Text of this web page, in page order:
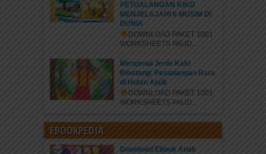
PETUALANGAN KIKO
MENJELAJAHI 6 MUSIM DI
DUNIA
DOWNLOAD PAKET 1001
WORKSHEETS PAUD...
Mengenal Jenis Kaki
Binatang: Petualangan Rara
di Hutan Ajaib
DOWNLOAD PAKET 1001
WORKSHEETS PAUD...
EBOOKPEDIA
Download Ebook Anak